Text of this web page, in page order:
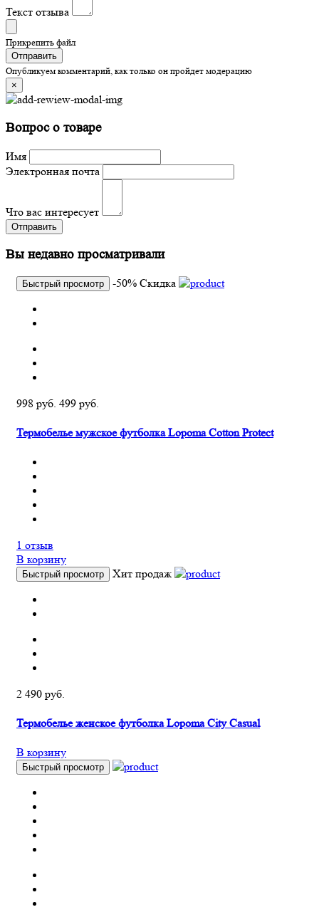
Текст отзыва
Прикрепить файл
Отправить
Опубликуем комментарий, как только он пройдет модерацию
×
Вопрос о товаре
Имя
Электронная почта
Что вас интересует
Отправить
Вы недавно просматривали
Быстрый просмотр -50% Скидка
998 руб. 499 руб.
Термобелье мужское футболка Lopoma Cotton Protect
1 отзыв
В корзину
Быстрый просмотр Хит продаж
2 490 руб.
Термобелье женское футболка Lopoma City Casual
В корзину
Быстрый просмотр